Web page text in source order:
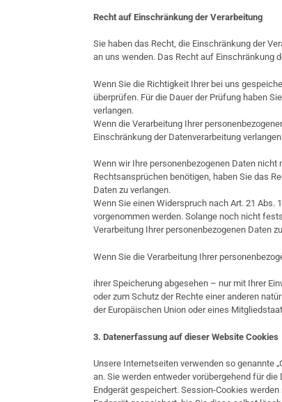
Recht auf Einschränkung der Verarbeitung
Sie haben das Recht, die Einschränkung der
an uns wenden. Das Recht auf Einschränkung
Wenn Sie die Richtigkeit Ihrer bei uns
überprüfen. Für die Dauer der Prüfung haben
verlangen.
Wenn die Verarbeitung Ihrer
Einschränkung der Datenverarbeitung verlangen.
Wenn wir Ihre personenbezogenen Daten nicht
Rechtsansprüchen benötigen, haben Sie das
Daten zu verlangen.
Wenn Sie einen Widerspruch nach Art. 21 Abs.
vorgenommen werden. Solange noch nicht
Verarbeitung Ihrer personenbezogenen Daten
Wenn Sie die Verarbeitung Ihrer
ihrer Speicherung abgesehen – nur mit Ihrer
oder zum Schutz der Rechte einer anderen
der Europäischen Union oder eines
3. Datenerfassung auf dieser Website Cookies
Unsere Internetseiten verwenden so genannte
an. Sie werden entweder vorübergehend für
Endgerät gespeichert. Session-Cookies